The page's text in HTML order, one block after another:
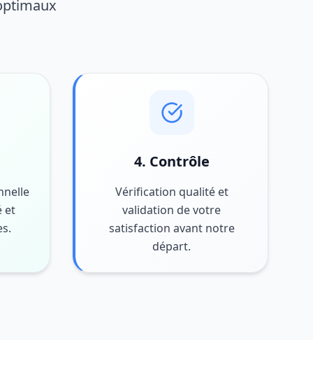
et
4. Contrôle
Vérification qualité et
validation de votre
satisfaction avant notre
départ.